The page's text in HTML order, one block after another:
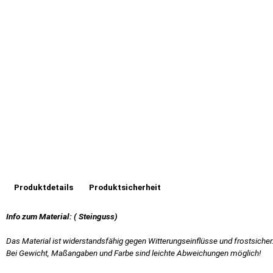
Produktdetails Produktsicherheit
Info zum Material: ( Steinguss)
Das Material ist widerstandsfähig gegen Witterungseinflüsse und frostsicher.
Bei Gewicht, Maßangaben und Farbe sind leichte Abweichungen möglich!